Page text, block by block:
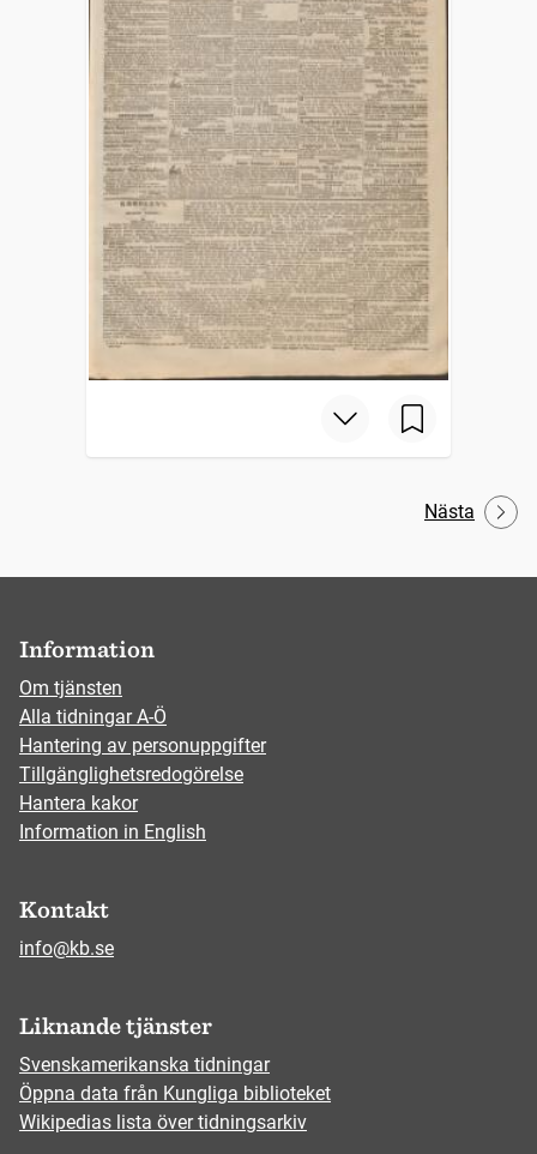
Nästa
Information
Om tjänsten
Alla tidningar A-Ö
Hantering av personuppgifter
Tillgänglighetsredogörelse
Hantera kakor
Information in English
Kontakt
info@kb.se
Liknande tjänster
Svenskamerikanska tidningar
Öppna data från Kungliga biblioteket
Wikipedias lista över tidningsarkiv